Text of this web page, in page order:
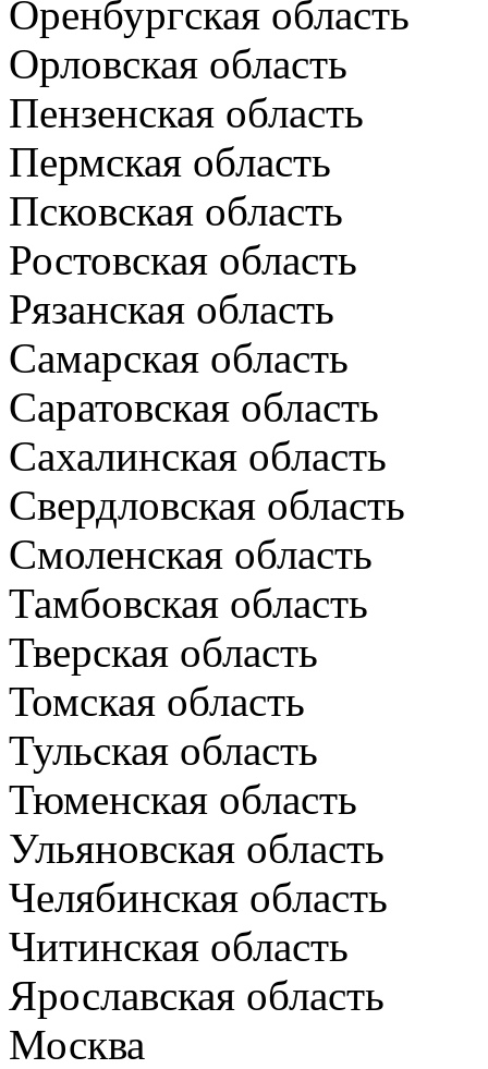
Оренбургская область
Орловская область
Пензенская область
Пермская область
Псковская область
Ростовская область
Рязанская область
Самарская область
Саратовская область
Сахалинская область
Свердловская область
Смоленская область
Тамбовская область
Тверская область
Томская область
Тульская область
Тюменская область
Ульяновская область
Челябинская область
Читинская область
Ярославская область
Москва